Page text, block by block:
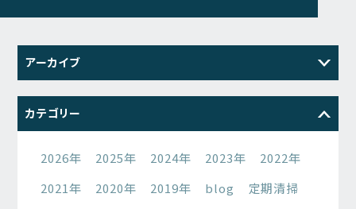
アーカイブ
2026
カテゴリー
2026年 2025年 2024年 2023年
2022年
2021年
2020年 2019年 blog
定期清掃